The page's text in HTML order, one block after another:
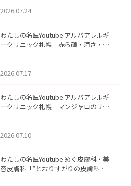
た。
2026.07.24
わたしの名医Youtube アルバアレルギ
ークリニック札幌「赤ら顔・酒さ・ニ
した。
2026.07.17
わたしの名医Youtube アルバアレルギ
ークリニック札幌「マンジャロのリア
た。
2026.07.10
わたしの名医Youtube めぐ皮膚科・美
容皮膚科「”とおりすがりの皮膚科